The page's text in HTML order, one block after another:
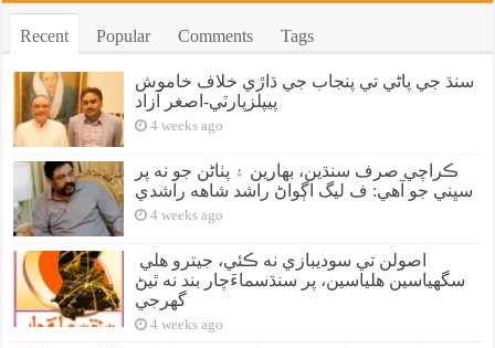
Recent Popular Comments Tags
سنڌ جي پاڻي تي پنجاب جي ڌاڙي خلاف خاموش
پيپلزپارٽي-اصغر آزاد
4 weeks ago
ڪراچي صرف سنڌين، بهارين ۽ پٺاڻن جو نه پر
سڀني جو آهي: ف ليگ اڳواڻ راشد شاهه راشدي
4 weeks ago
سگهياسين هلياسين، پر سنڌسماءَچار بند نه ٿيڻ
گهرجي
4 weeks ago